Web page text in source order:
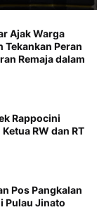
Ajak Warga
Tekankan Peran
Remaja dalam
Rappocini
RW dan RT
Pos Pangkalan
Pulau Jinato